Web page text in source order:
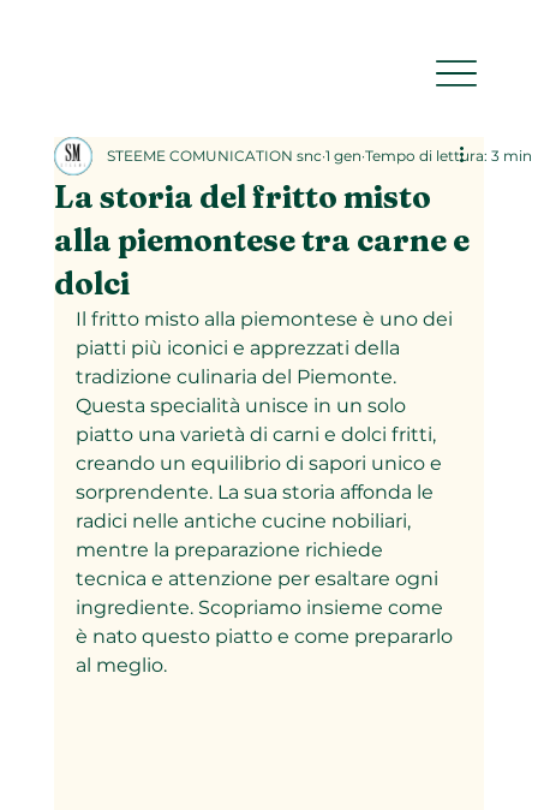
La storia del fritto misto
alla piemontese tra carne e
dolci
STEEME COMUNICATION snc 1 gen Tempo di lettura: 3 min
Il fritto misto alla piemontese è uno dei
piatti più iconici e apprezzati della
tradizione culinaria del Piemonte.
Questa specialità unisce in un solo
piatto una varietà di carni e dolci fritti,
creando un equilibrio di sapori unico e
sorprendente. La sua storia affonda le
radici nelle antiche cucine nobiliari,
mentre la preparazione richiede
tecnica e attenzione per esaltare ogni
ingrediente. Scopriamo insieme come
è nato questo piatto e come prepararlo
al meglio.